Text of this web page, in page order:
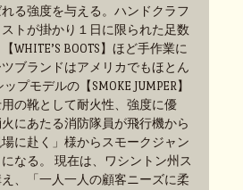
る強度を与える。ハンドクラフ
ストが掛かり１日に限られた足数
WHITE’S BOOTS】ほど手作業に
ブランドはアメリカでもほとん
プモデルの【SMOKE JUMPER】
の靴として耐火性、強度に優
にあたる消防隊員が飛行機から
に赴く」様からスモークジャン
なる。 現在は、ワシントン州ス
、「一人一人の顧客ニーズに柔